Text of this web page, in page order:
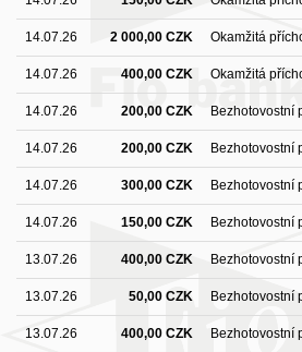
14.07.26 2 000,00 CZK Okamžitá
14.07.26 400,00 CZK Okamžitá
14.07.26 200,00 CZK Bezhotovostní
14.07.26 200,00 CZK Bezhotovostní
14.07.26 300,00 CZK Bezhotovostní
14.07.26 150,00 CZK Bezhotovostní
13.07.26 400,00 CZK Bezhotovostní
13.07.26 50,00 CZK Bezhotovostní
13.07.26 400,00 CZK Bezhotovostní